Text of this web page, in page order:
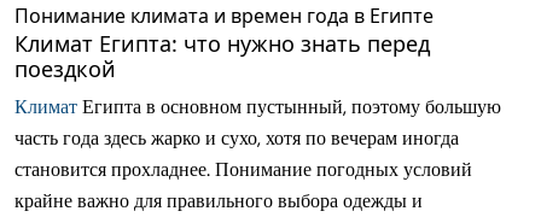
Понимание климата и времен года в Египте
Климат Египта: что нужно знать перед
поездкой
КлиматЕгипта в основном пустынный, поэтому большую
часть года здесь жарко и сухо, хотя по вечерам иногда
становится прохладнее. Понимание погодных условий
крайне важно для правильного выбора одежды и